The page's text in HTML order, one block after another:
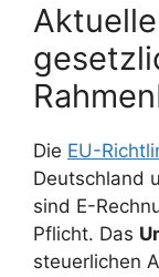
Die EU-
Deutschland
sind E-
Pflicht. Das
steuerlichen